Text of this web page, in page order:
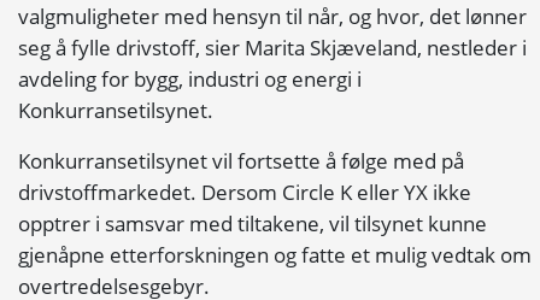
valgmuligheter med hensyn til når, og hvor, det lønner
seg å fylle drivstoff, sier Marita Skjæveland, nestleder i
avdeling for bygg, industri og energi i
Konkurransetilsynet.
Konkurransetilsynet vil fortsette å følge med på
drivstoffmarkedet. Dersom Circle K eller YX ikke
opptrer i samsvar med tiltakene, vil tilsynet kunne
gjenåpne etterforskningen og fatte et mulig vedtak om
overtredelsesgebyr.